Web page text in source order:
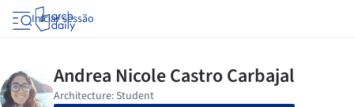
Iniciar sessão